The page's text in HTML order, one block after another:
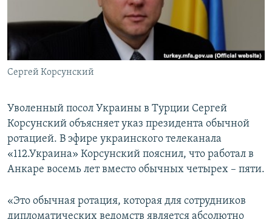
ПОБЕДИТЕЛЕЙ НЕ СУДЯТ?
УКРАИНСКАЯ ПРОБЛЕМА КРЫМА
Сергей Корсунский
Уволенный посол Украины в Турции Сергей
Корсунский объясняет указ президента обычной
ротацией. В эфире украинского телеканала
«112.Украина» Корсунский пояснил, что работал в
Анкаре восемь лет вместо обычных четырех – пяти.
«Это обычная ротация, которая для сотрудников
дипломатических ведомств является абсолютно